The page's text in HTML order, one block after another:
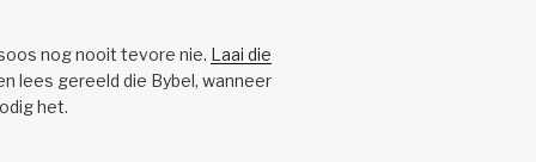
nog nooit tevore nie. Laai die
lees gereeld die Bybel, wanneer
het.